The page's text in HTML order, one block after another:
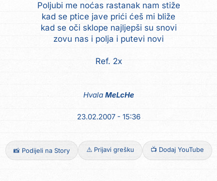
Poljubi me noćas rastanak nam stiže
kad se ptice jave prići ćeš mi bliže
kad se oči sklope najljepši su snovi
zovu nas i polja i putevi novi
Ref. 2x
Hvala MeLcHe
23.02.2007 - 15:36
📸 Podijeli na Story ⚠️ Prijavi grešku 📺 Dodaj YouTube